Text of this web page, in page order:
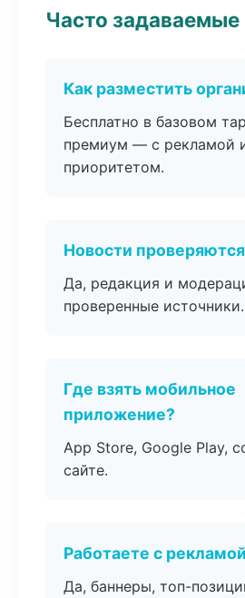
Часто
Как разместить
Бесплатно в базовом
премиум — с рекламой
приоритетом.
Новости
Да, редакция и
проверенные источники.
Где взять мобильное
приложение?
App Store, Google Play,
сайте.
Работаете с
Да, баннеры, топ-